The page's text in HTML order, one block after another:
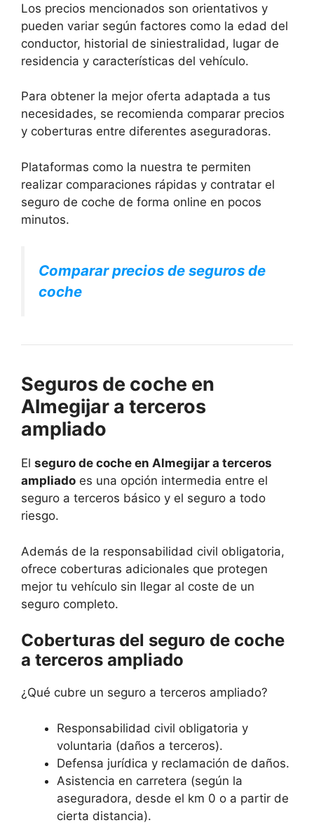
Los precios mencionados son orientativos y
pueden variar según factores como la edad del
conductor, historial de siniestralidad, lugar de
residencia y características del vehículo.
Para obtener la mejor oferta adaptada a tus
necesidades, se recomienda comparar precios
y coberturas entre diferentes aseguradoras.
Plataformas como la nuestra te permiten
realizar comparaciones rápidas y contratar el
seguro de coche de forma online en pocos
minutos.
Comparar precios de seguros de
coche
Seguros de coche en
Almegijar a terceros
ampliado
El seguro de coche en Almegijar a terceros
ampliado es una opción intermedia entre el
seguro a terceros básico y el seguro a todo
riesgo.
Además de la responsabilidad civil obligatoria,
ofrece coberturas adicionales que protegen
mejor tu vehículo sin llegar al coste de un
seguro completo.
Coberturas del seguro de coche
a terceros ampliado
¿Qué cubre un seguro a terceros ampliado?
Responsabilidad civil obligatoria y
voluntaria (daños a terceros).
Defensa jurídica y reclamación de daños.
Asistencia en carretera (según la
aseguradora, desde el km 0 o a partir de
cierta distancia).